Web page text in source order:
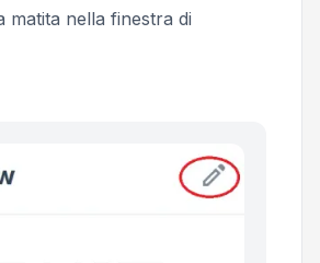
matita nella finestra di